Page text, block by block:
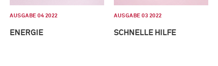
AUSGABE 04 2022
ENERGIE
AUSGABE 03 2022
SCHNELLE HILFE